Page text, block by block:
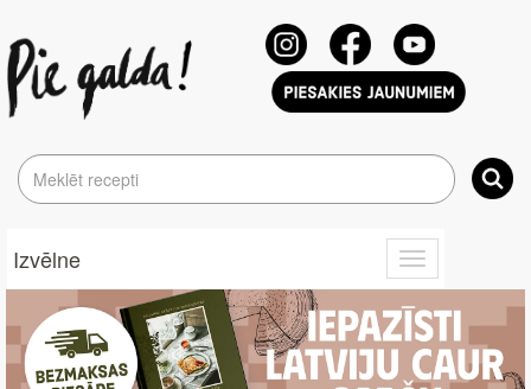
Toggle
navigation
Izvēlne